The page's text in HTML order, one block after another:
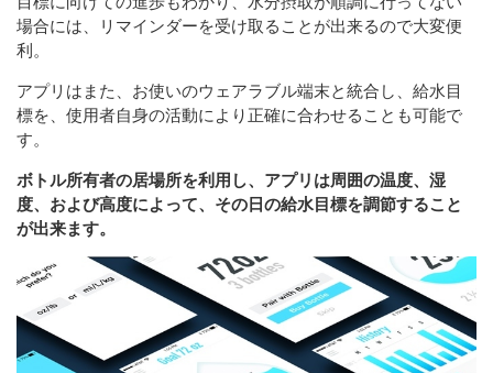
場合には、リマインダーを受け取ることが出来るので大変便
利。
アプリはまた、お使いのウェアラブル端末と統合し、給水目
標を、使用者自身の活動により正確に合わせることも可能で
す。
ボトル所有者の居場所を利用し、アプリは周囲の温度、湿
度、および高度によって、その日の給水目標を調節すること
が出来ます。